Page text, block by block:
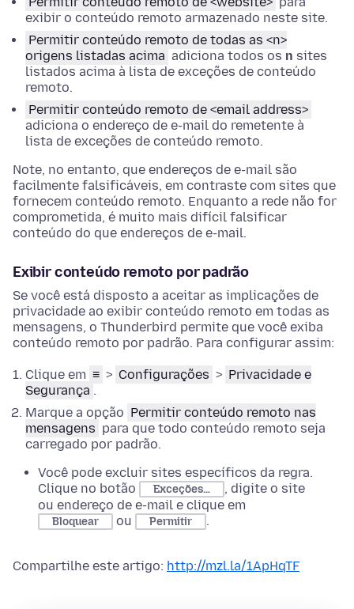
exibir o conteúdo remoto armazenado neste site.
Permitir conteúdo remoto de todas as <n>
origens listadas acima adiciona todos os n sites
listados acima à lista de exceções de conteúdo
remoto.
Permitir conteúdo remoto de <email address>
adiciona o endereço de e-mail do remetente à
lista de exceções de conteúdo remoto.
Note, no entanto, que endereços de e-mail são
facilmente falsificáveis, em contraste com sites que
fornecem conteúdo remoto. Enquanto a rede não for
comprometida, é muito mais difícil falsificar
conteúdo do que endereços de e-mail.
Exibir conteúdo remoto por padrão
Se você está disposto a aceitar as implicações de
privacidade ao exibir conteúdo remoto em todas as
mensagens, o Thunderbird permite que você exiba
conteúdo remoto por padrão. Para configurar assim:
Clique em ≡ > Configurações > Privacidade e
Segurança .
Marque a opção Permitir conteúdo remoto nas
mensagens para que todo conteúdo remoto seja
carregado por padrão.
Você pode excluir sites específicos da regra.
Clique no botão
Exceções…
, digite o site
ou endereço de e-mail e clique em
Bloquear ou Permitir .
Compartilhe este artigo: http://mzl.la/1ApHqTF